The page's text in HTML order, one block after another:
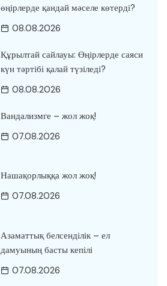
өңірлерде қандай мәселе көтерді?
08.08.2026
Құрылтай сайлауы: Өңірлерде саяси
күн тәртібі қалай түзіледі?
08.08.2026
Вандализмге – жол жоқ!
07.08.2026
Нашақорлыққа жол жоқ!
07.08.2026
Азаматтық белсенділік – ел
дамуының басты кепілі
07.08.2026